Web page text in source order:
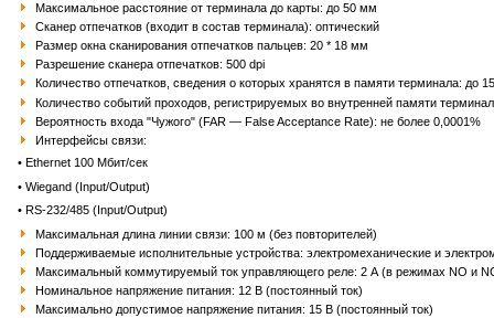
Максимальное расстояние от терминала до карты: до 50 мм
Сканер отпечатков (входит в состав терминала): оптический
Размер окна сканирования отпечатков пальцев: 20 * 18 мм
Разрешение сканера отпечатков: 500 dpi
Количество отпечатков, сведения о которых хранятся в памяти терминала: до
Количество событий проходов, регистрируемых во внутренней памяти
Вероятность входа "Чужого" (FAR — False Acceptance Rate): не более 0,0001%
Интерфейсы связи:
• Ethernet 100 Mбит/сек
• Wiegand (Input/Output)
• RS-232/485 (Input/Output)
Максимальная длина линии связи: 100 м (без повторителей)
Поддерживаемые исполнительные устройства: электромеханические и
Максимальный коммутируемый ток управляющего реле: 2 А (в режимах NO и
Номинальное напряжение питания: 12 В (постоянный ток)
Максимально допустимое напряжение питания: 15 В (постоянный ток)